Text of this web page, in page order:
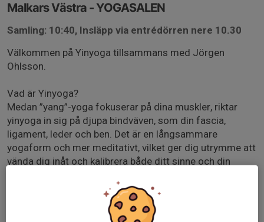
Malkars Västra - YOGASALEN
Samling: 10:40, Insläpp via entrédörren nere 10.30
Välkommen på Yinyoga tillsammans med Jörgen
Ohlsson.
Vad är Yinyoga?
Medan ”yang”-yoga fokuserar på dina muskler, riktar
yinyoga in sig på djupa bindväven, som din fascia,
ligament, leder och ben. Det är en långsammare
yogaform och mer meditativt, vilket ger dig utrymme att
vända dig inåt och kalibrera både ditt sinne och din
under en längre tid än vad du skulle göra i andra
traditionella typer av yoga, hjälper yinyoga dig att
sträcka ut och förlänga de sällan använda vävnaderna